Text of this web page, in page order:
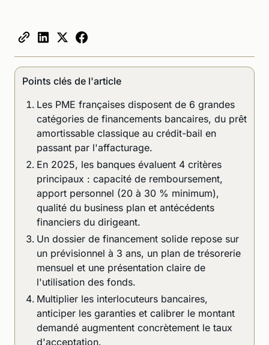
Points clés de l'article
Les PME françaises disposent de 6 grandes
catégories de financements bancaires, du prêt
amortissable classique au crédit-bail en
passant par l'affacturage.
En 2025, les banques évaluent 4 critères
principaux : capacité de remboursement,
apport personnel (20 à 30 % minimum),
qualité du business plan et antécédents
financiers du dirigeant.
Un dossier de financement solide repose sur
un prévisionnel à 3 ans, un plan de trésorerie
mensuel et une présentation claire de
l'utilisation des fonds.
Multiplier les interlocuteurs bancaires,
anticiper les garanties et calibrer le montant
demandé augmentent concrètement le taux
d'acceptation.